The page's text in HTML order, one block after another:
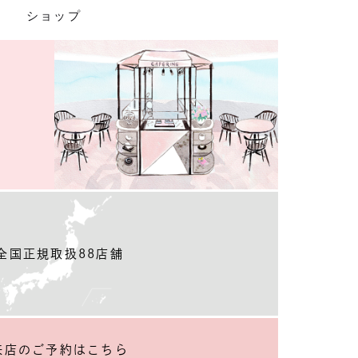
ショップ
国正規取扱88店舗
店のご予約 はこちら